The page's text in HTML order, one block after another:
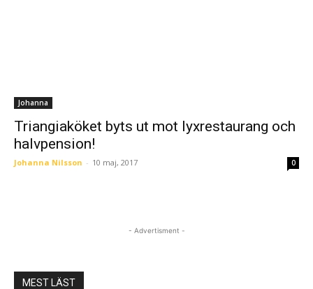
Johanna
Triangiaköket byts ut mot lyxrestaurang och
halvpension!
Johanna Nilsson - 10 maj, 2017 0
- Advertisment -
MEST LÄST